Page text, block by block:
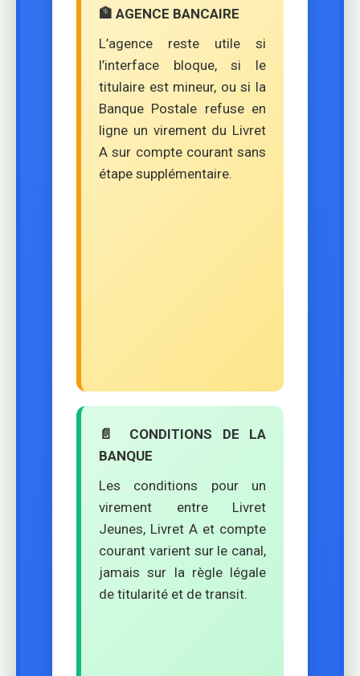
🏦 AGENCE BANCAIRE
L’agence reste utile si
l’interface bloque, si le
titulaire est mineur, ou si la
Banque Postale refuse en
ligne un virement du Livret
A sur compte courant sans
étape supplémentaire.
📄 CONDITIONS DE LA
BANQUE
Les conditions pour un
virement entre Livret
Jeunes, Livret A et compte
courant varient sur le canal,
jamais sur la règle légale
de titularité et de transit.